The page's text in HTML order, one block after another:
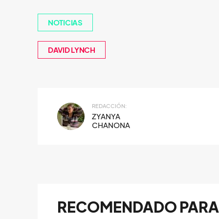
NOTICIAS
DAVID LYNCH
REDACCIÓN:
ZYANYA
CHANONA
RECOMENDADO